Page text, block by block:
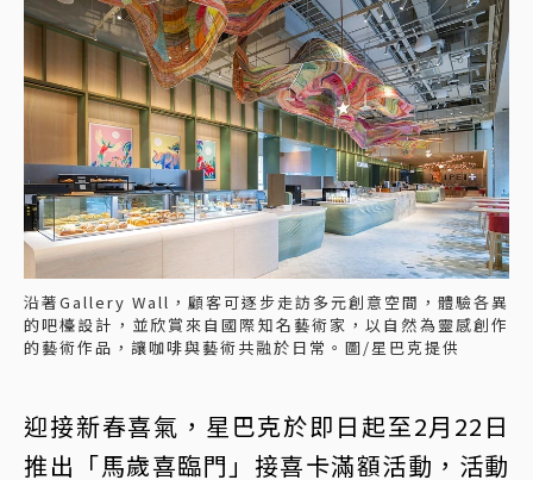
沿著Gallery Wall，顧客可逐步走訪多元創意空間，體驗各異
的吧檯設計，並欣賞來自國際知名藝術家，以自然為靈感創作
的藝術作品，讓咖啡與藝術共融於日常。圖/星巴克提供
迎接新春喜氣，星巴克於即日起至2月22日
推出「馬歲喜臨門」接喜卡滿額活動，活動